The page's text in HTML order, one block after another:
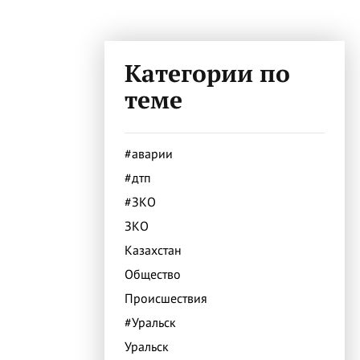
Категории по
теме
#аварии
#дтп
#ЗКО
ЗКО
Казахстан
Общество
Происшествия
#Уральск
Уральск